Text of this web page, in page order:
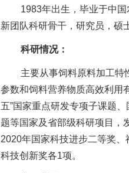
1983年出生，毕业于中
新团队科研骨干，研究员，硕
科研情况：
主要从事饲料原料加工特
参数和饲料营养物质高效利用
五”国家重点研发专项子课题
题等国家及省部级科研项目，
2020年国家科技进步二等奖
科技创新奖各1项。